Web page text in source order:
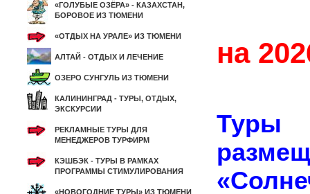
«ГОЛУБЫЕ ОЗЁРА» - КАЗАХСТАН,
БОРОВОЕ ИЗ ТЮМЕНИ
«ОТДЫХ НА УРАЛЕ» ИЗ ТЮМЕНИ
АЛТАЙ - ОТДЫХ И ЛЕЧЕНИЕ
ОЗЕРО СУНГУЛЬ ИЗ ТЮМЕНИ
КАЛИНИНГРАД - ТУРЫ, ОТДЫХ,
ЭКСКУРСИИ
РЕКЛАМНЫЕ ТУРЫ ДЛЯ
МЕНЕДЖЕРОВ ТУРФИРМ
КЭШБЭК - ТУРЫ В РАМКАХ
ПРОГРАММЫ СТИМУЛИРОВАНИЯ
«НОВОГОДНИЕ ТУРЫ» ИЗ ТЮМЕНИ
на
Туры